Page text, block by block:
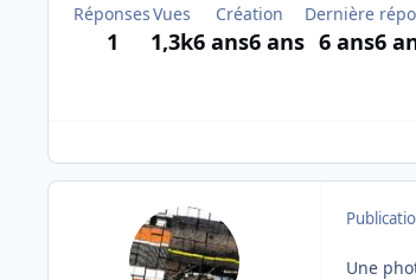
Réponses
1
Vues
1,3k
Création
6 ans6 ans
Dernière
6 ans6
Une